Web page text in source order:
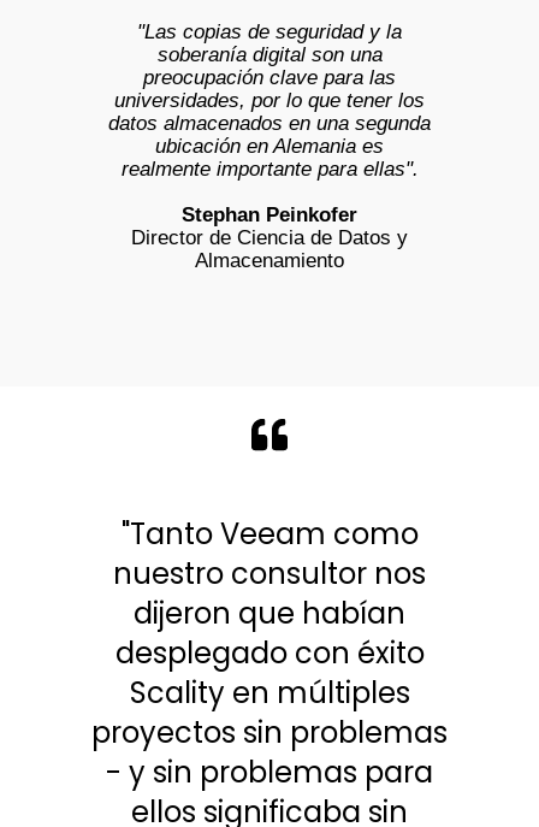
"Las copias de seguridad y la
soberanía digital son una
preocupación clave para las
universidades, por lo que tener los
datos almacenados en una segunda
ubicación en Alemania es
realmente importante para ellas".
Stephan Peinkofer
Director de Ciencia de Datos y
Almacenamiento
"Tanto Veeam como
nuestro consultor nos
dijeron que habían
desplegado con éxito
Scality en múltiples
proyectos sin problemas
- y sin problemas para
ellos significaba sin